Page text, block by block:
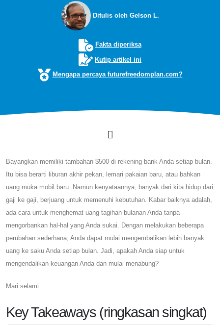
Ditulis oleh Gelson L.
Fakta diperiksa
Kutip artikel ini
Mengapa percaya futurefreedomplan.com?
Bayangkan memiliki tambahan $500 di rekening bank Anda setiap bulan.
Itu bisa berarti liburan akhir pekan, lemari pakaian baru, atau bahkan
uang muka mobil baru. Namun kenyataannya, banyak dari kita hidup dari
gaji ke gaji, berjuang untuk memenuhi kebutuhan. Kabar baiknya adalah,
ada cara untuk menghemat uang tagihan bulanan Anda tanpa
mengorbankan hal-hal yang Anda sukai. Dengan melakukan beberapa
perubahan sederhana, Anda dapat mulai mengembalikan lebih banyak
uang ke saku Anda setiap bulan. Jadi, apakah Anda siap untuk
mengendalikan keuangan Anda dan mulai menabung?
Mari selami.
Key Takeaways (ringkasan singkat)